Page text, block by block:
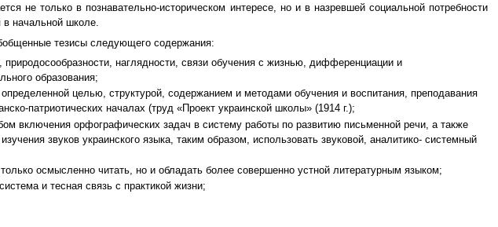
не только в познавательно-историческом интересе, но и в назревшей социальной потребности
в начальной школе.
тезисы следующего содержания:
наглядности, связи обучения с жизнью, дифференциации и
образования;
целью, структурой, содержанием и методами обучения и воспитания, преподавания
патриотических началах (труд «Проект украинской школы» (1914 г.);
включения орфографических задач в систему работы по развитию письменной речи, а также
звуков украинского языка, таким образом, использовать звуковой, аналитико- системный
осмысленно читать, но и обладать более совершенно устной литературным языком;
и тесная связь с практикой жизни;